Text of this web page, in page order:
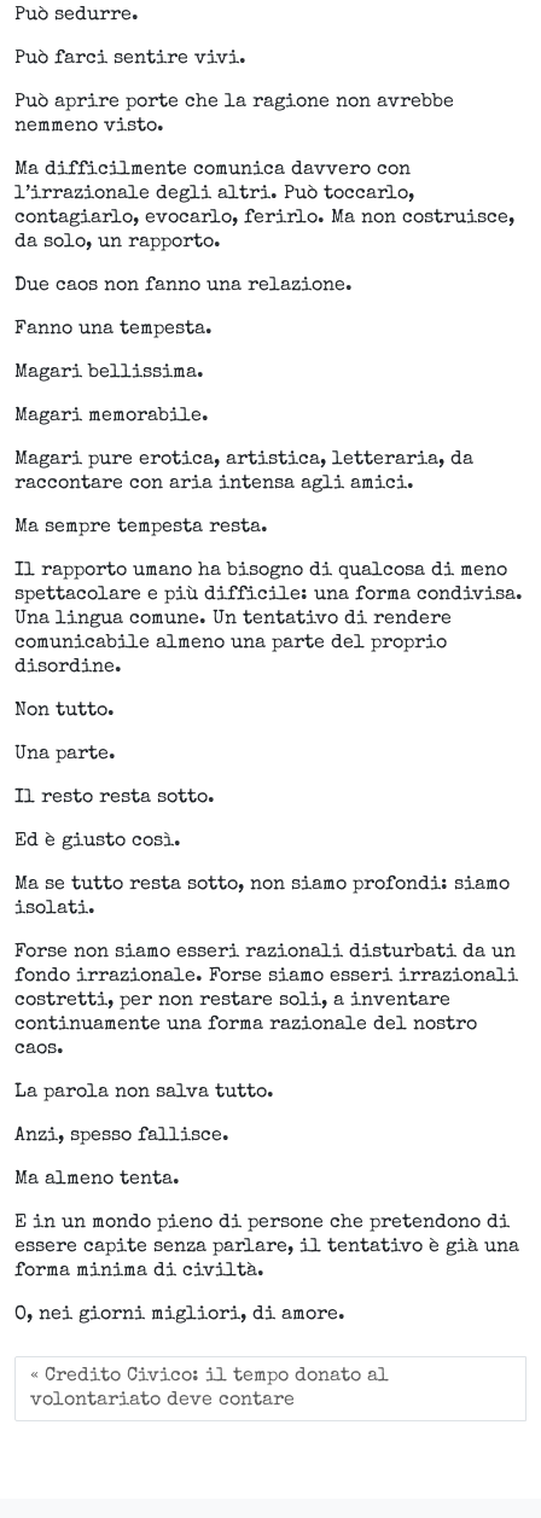
Può sedurre.
Può farci sentire vivi.
Può aprire porte che la ragione non avrebbe
nemmeno visto.
Ma difficilmente comunica davvero con
l’irrazionale degli altri. Può toccarlo,
contagiarlo, evocarlo, ferirlo. Ma non costruisce,
da solo, un rapporto.
Due caos non fanno una relazione.
Fanno una tempesta.
Magari bellissima.
Magari memorabile.
Magari pure erotica, artistica, letteraria, da
raccontare con aria intensa agli amici.
Ma sempre tempesta resta.
Il rapporto umano ha bisogno di qualcosa di meno
spettacolare e più difficile: una forma condivisa.
Una lingua comune. Un tentativo di rendere
comunicabile almeno una parte del proprio
disordine.
Non tutto.
Una parte.
Il resto resta sotto.
Ed è giusto così.
Ma se tutto resta sotto, non siamo profondi: siamo
isolati.
Forse non siamo esseri razionali disturbati da un
fondo irrazionale. Forse siamo esseri irrazionali
costretti, per non restare soli, a inventare
continuamente una forma razionale del nostro
caos.
La parola non salva tutto.
Anzi, spesso fallisce.
Ma almeno tenta.
E in un mondo pieno di persone che pretendono di
essere capite senza parlare, il tentativo è già una
forma minima di civiltà.
O, nei giorni migliori, di amore.
Credito Civico: il tempo donato al
volontariato deve contare